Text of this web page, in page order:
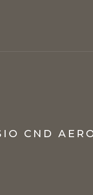
CND